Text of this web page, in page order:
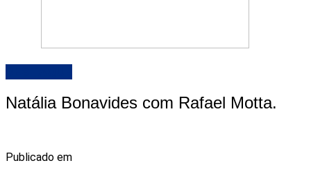
Natália Bonavides com Rafael Motta.
Publicado em